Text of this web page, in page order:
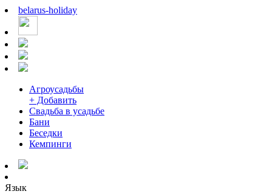
belarus-holiday
Агроусадьбы
+ Добавить
Свадьба в усадьбе
Бани
Беседки
Кемпинги
Язык